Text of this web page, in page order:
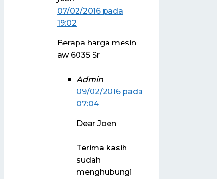
07/02/2016 pada
19:02
Berapa harga mesin
aw 6035 Sr
Admin
09/02/2016 pada
07:04
Dear Joen
Terima kasih
sudah
menghubungi